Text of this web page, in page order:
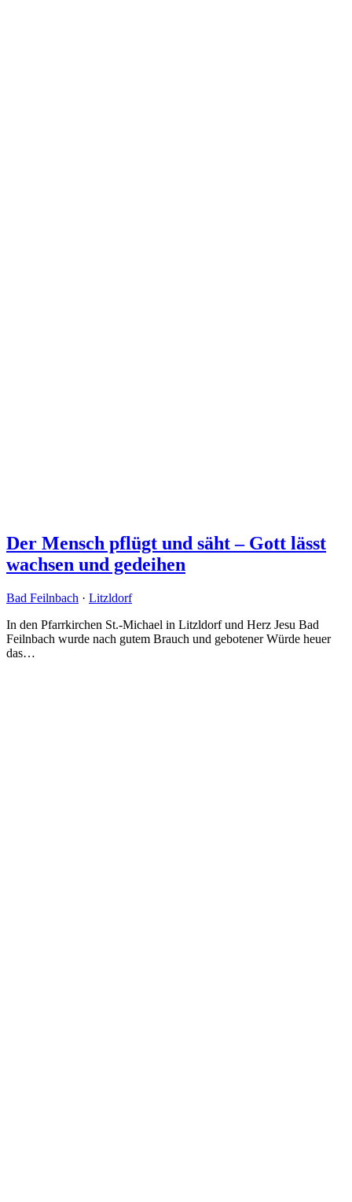
Der Mensch pflügt und säht – Gott lässt
wachsen und gedeihen
Bad Feilnbach · Litzldorf
In den Pfarrkirchen St.-Michael in Litzldorf und Herz Jesu Bad
Feilnbach wurde nach gutem Brauch und gebotener Würde heuer
das…